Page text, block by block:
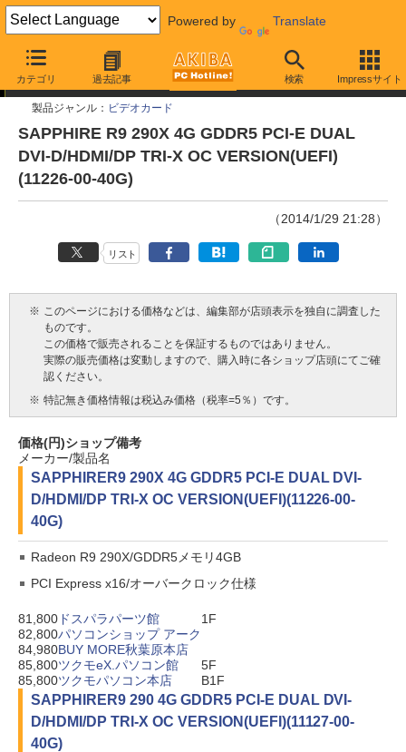
Powered by Translate
カテゴリ 過去記事 検索 Impressサイト
今週見つけた新製品
製品ジャンル： ビデオカード
SAPPHIRE R9 290X 4G GDDR5 PCI-E DUAL
DVI-D/HDMI/DP TRI-X OC VERSION(UEFI)
(11226-00-40G)
（2014/1/29 21:28）
リスト
※ このページにおける価格などは、編集部が店頭表示を独自に調査した
ものです。
この価格で販売されることを保証するものではありません。
実際の販売価格は変動しますので、購入時に各ショップ店頭にてご確
認ください。
※ 特記無き価格情報は税込み価格（税率=5％）です。
価格(円)ショップ備考
メーカー/製品名
SAPPHIRE R9 290X 4G GDDR5 PCI-E DUAL DVI-
D/HDMI/DP TRI-X OC VERSION(UEFI)(11226-00-
40G)
Radeon R9 290X/GDDR5メモリ4GB
PCI Express x16/オーバークロック仕様
81,800 ドスパラパーツ館
1F
82,800パソコンショップ アーク
84,980BUY MORE秋葉原本店
85,800ツクモeX.パソコン館
5F
85,800ツクモパソコン本店 B1F
SAPPHIRE R9 290 4G GDDR5 PCI-E DUAL DVI-
D/HDMI/DP TRI-X OC VERSION(UEFI)(11127-00-
40G)